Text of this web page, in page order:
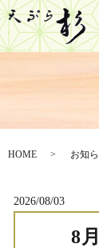
HOME お知
2026/08/03
8